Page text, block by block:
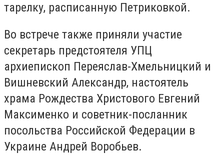
тарелку, расписанную Петриковкой.
Во встрече также приняли участие
секретарь предстоятеля УПЦ
архиепископ Переяслав-Хмельницкий и
Вишневский Александр, настоятель
храма Рождества Христового Евгений
Максименко и советник-посланник
посольства Российской Федерации в
Украине Андрей Воробьев.